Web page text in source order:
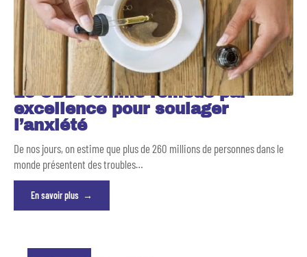
Le CBD comme remède par
excellence pour soulager
l’anxiété
De nos jours, on estime que plus de 260 millions de personnes dans le
monde présentent des troubles…
En savoir plus